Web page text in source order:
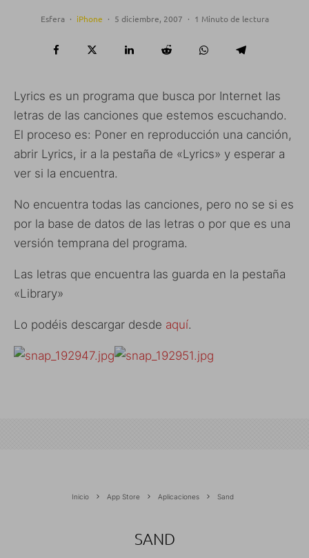
Esfera · iPhone · 5 diciembre, 2007 · 1 Minuto de lectura
Lyrics es un programa que busca por Internet las
letras de las canciones que estemos escuchando.
El proceso es: Poner en reproducción una canción,
abrir Lyrics, ir a la pestaña de «Lyrics» y esperar a
ver si la encuentra.
No encuentra todas las canciones, pero no se si es
por la base de datos de las letras o por que es una
versión temprana del programa.
Las letras que encuentra las guarda en la pestaña
«Library»
Lo podéis descargar desde aquí.
Inicio App Store Aplicaciones Sand
SAND